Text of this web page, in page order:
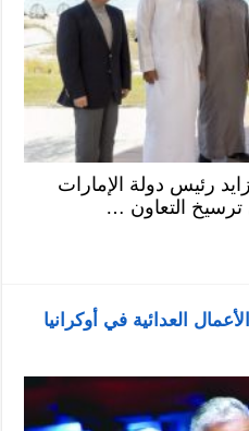
رئيس دولة الإمارات
ترسيخ التعاون …
العدائية في أوكرانيا